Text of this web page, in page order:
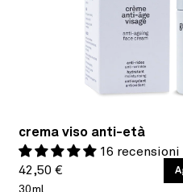
crema viso anti-età
16 recensioni
Prezzo
42,50 €
PREZZO
UNITARIO
/
30ml